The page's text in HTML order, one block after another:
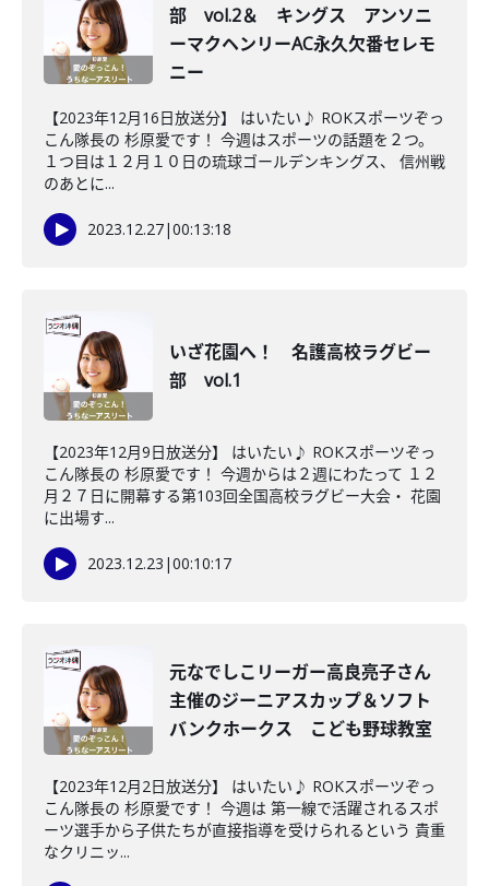
部 vol.2＆ キングス アンソニ
ーマクヘンリーAC永久欠番セレモ
ニー
【2023年12月16日放送分】 はいたい♪ ROKスポーツぞっ
こん隊長の 杉原愛です！ 今週はスポーツの話題を２つ。
１つ目は１２月１０日の琉球ゴールデンキングス、 信州戦
のあとに...
2023.12.27|00:13:18
いざ花園へ！ 名護高校ラグビー
部 vol.1
【2023年12月9日放送分】 はいたい♪ ROKスポーツぞっ
こん隊長の 杉原愛です！ 今週からは２週にわたって １２
月２７日に開幕する第103回全国高校ラグビー大会・ 花園
に出場す...
2023.12.23 |00:10:17
元なでしこリーガー高良亮子さん
主催のジーニアスカップ＆ソフト
バンクホークス こども野球教室
【2023年12月2日放送分】 はいたい♪ ROKスポーツぞっ
こん隊長の 杉原愛です！ 今週は 第一線で活躍されるスポ
ーツ選手から子供たちが直接指導を受けられるという 貴重
なクリニッ...